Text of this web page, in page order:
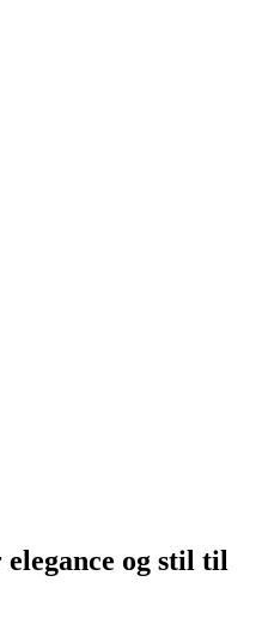
og stil til